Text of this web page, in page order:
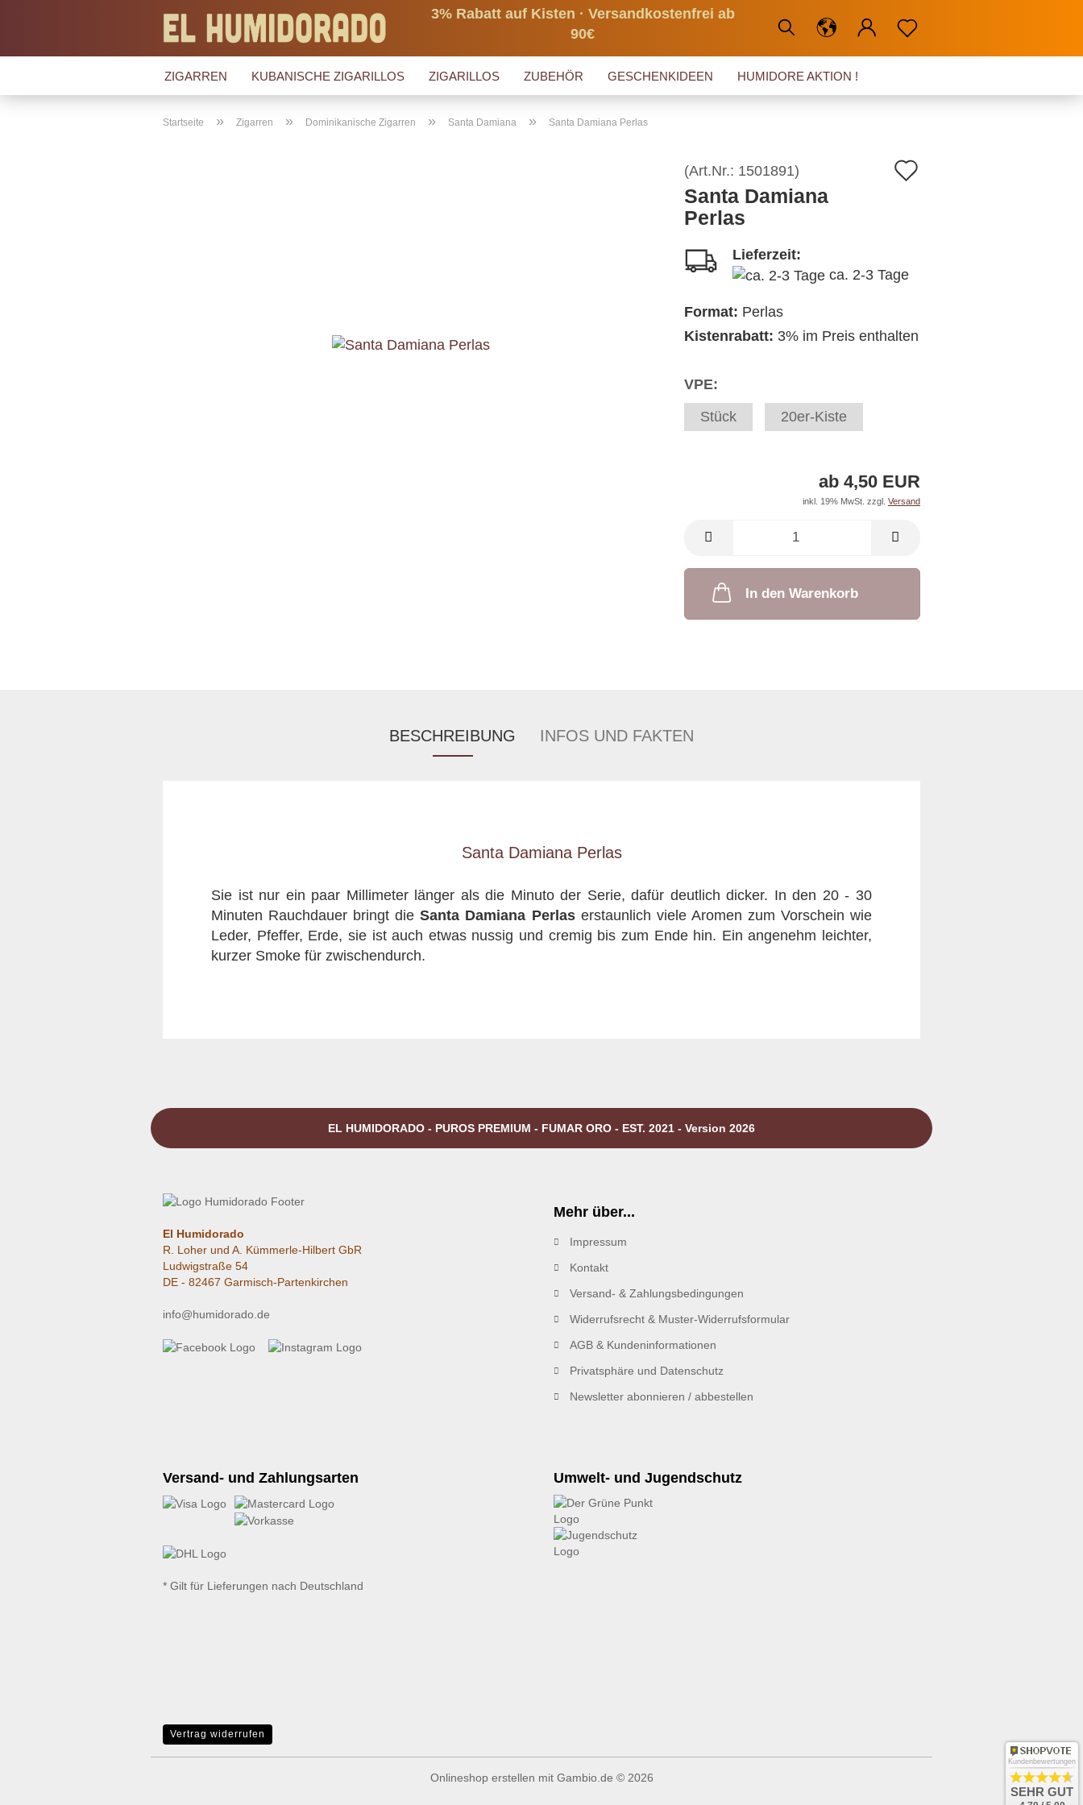
3% Rabatt auf Kisten · Versandkostenfrei ab
90€
ZIGARREN KUBANISCHE ZIGARILLOS ZIGARILLOS ZUBEHÖR GESCHENKIDEEN HUMIDORE AKTION !
Startseite » Zigarren » Dominikanische Zigarren » Santa Damiana » Santa Damiana Perlas
(Art.Nr.: 1501891)
Santa Damiana
Perlas
Lieferzeit:
ca. 2-3 Tage
Format: Perlas
Kistenrabatt: 3% im Preis enthalten
VPE:
Stück
20er-Kiste
ab 4,50 EUR
inkl. 19% MwSt. zzgl. Versand
In den Warenkorb
BESCHREIBUNG INFOS UND FAKTEN
Santa Damiana Perlas
Sie ist nur ein paar Millimeter länger als die Minuto der Serie, dafür deutlich dicker. In den 20 - 30
Minuten Rauchdauer bringt dieSanta Damiana Perlaserstaunlich viele Aromen zum Vorschein wie
Leder, Pfeffer, Erde, sie ist auch etwas nussig und cremig bis zum Ende hin. Ein angenehm leichter,
kurzer Smoke für zwischendurch.
EL HUMIDORADO - PUROS PREMIUM - FUMAR ORO - EST. 2021 - Version 2026
El Humidorado
R. Loher und A. Kümmerle-Hilbert GbR
Ludwigstraße 54
DE - 82467 Garmisch-Partenkirchen
info@humidorado.de
Mehr über...
Impressum
Kontakt
Versand- & Zahlungsbedingungen
Widerrufsrecht & Muster-Widerrufsformular
AGB & Kundeninformationen
Privatsphäre und Datenschutz
Newsletter abonnieren / abbestellen
Versand- und Zahlungsarten
* Gilt für Lieferungen nach Deutschland
Umwelt- und Jugendschutz
Vertrag widerrufen
Onlineshop erstellen mit Gambio.de © 2026
Kundenbewertungen
SEHR GUT